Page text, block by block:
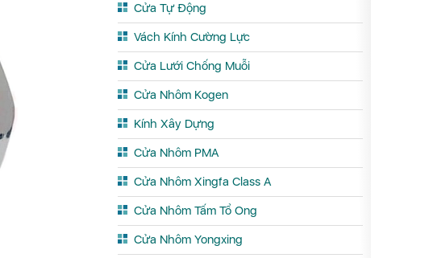
Cửa Tự Động
Vách Kính Cường Lực
Cửa Lưới Chống Muỗi
Cửa Nhôm Kogen
Kính Xây Dựng
Cửa Nhôm PMA
Cửa Nhôm Xingfa Class A
Cửa Nhôm Tấm Tổ Ong
Cửa Nhôm Yongxing